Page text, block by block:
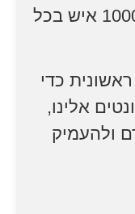
מספר המשתתפים הוא כ 1000 איש בכל
כדי
אלינו,
ולהעמיק